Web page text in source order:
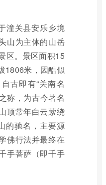
潼关县安乐乡境
山为主体的山岳
区。景区面积15
1806米，因酷似
古即有“关南名
称，为古今著名
顶常年白云萦绕
的驰名，主要源
佛行法并最终在
手菩萨（即千手